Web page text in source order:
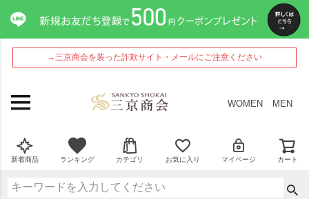
→三京商会を装った詐欺サイト・メールにご注意ください
WOMEN MEN
新着商品 ランキング カテゴリ お気に入り マイページ カート